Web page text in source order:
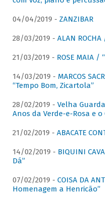
04/04/2019 - ZANZIBAR
28/03/2019 - ALAN
21/03/2019 - ROSE MAIA /
14/03/2019 - MARCOS
“Tempo Bom, Zicartola”
28/02/2019 - Velha
Anos da Verde-e-Rosa e
21/02/2019 - ABACATE
14/02/2019 - BIQUINI
Dá”
07/02/2019 - COISA DA
Homenagem a Henricão”